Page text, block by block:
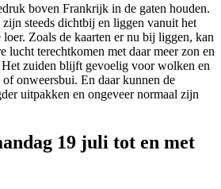
boven Frankrijk in de gaten houden.
steeds dichtbij en liggen vanuit het
Zoals de kaarten er nu bij liggen, kan
lucht terechtkomen met daar meer zon en
Het zuiden blijft gevoelig voor wolken en
onweersbui. En daar kunnen de
uitpakken en ongeveer normaal zijn
19 juli tot en met